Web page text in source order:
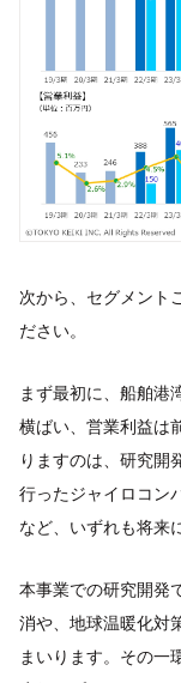
次から、セグメント
ださい。
まず最初に、船舶港
横ばい、営業利益は
りますのは、研究開
行ったジャイロコン
など、いずれも将来
本事業での研究開発
消や、地球温暖化対
まいります。その一